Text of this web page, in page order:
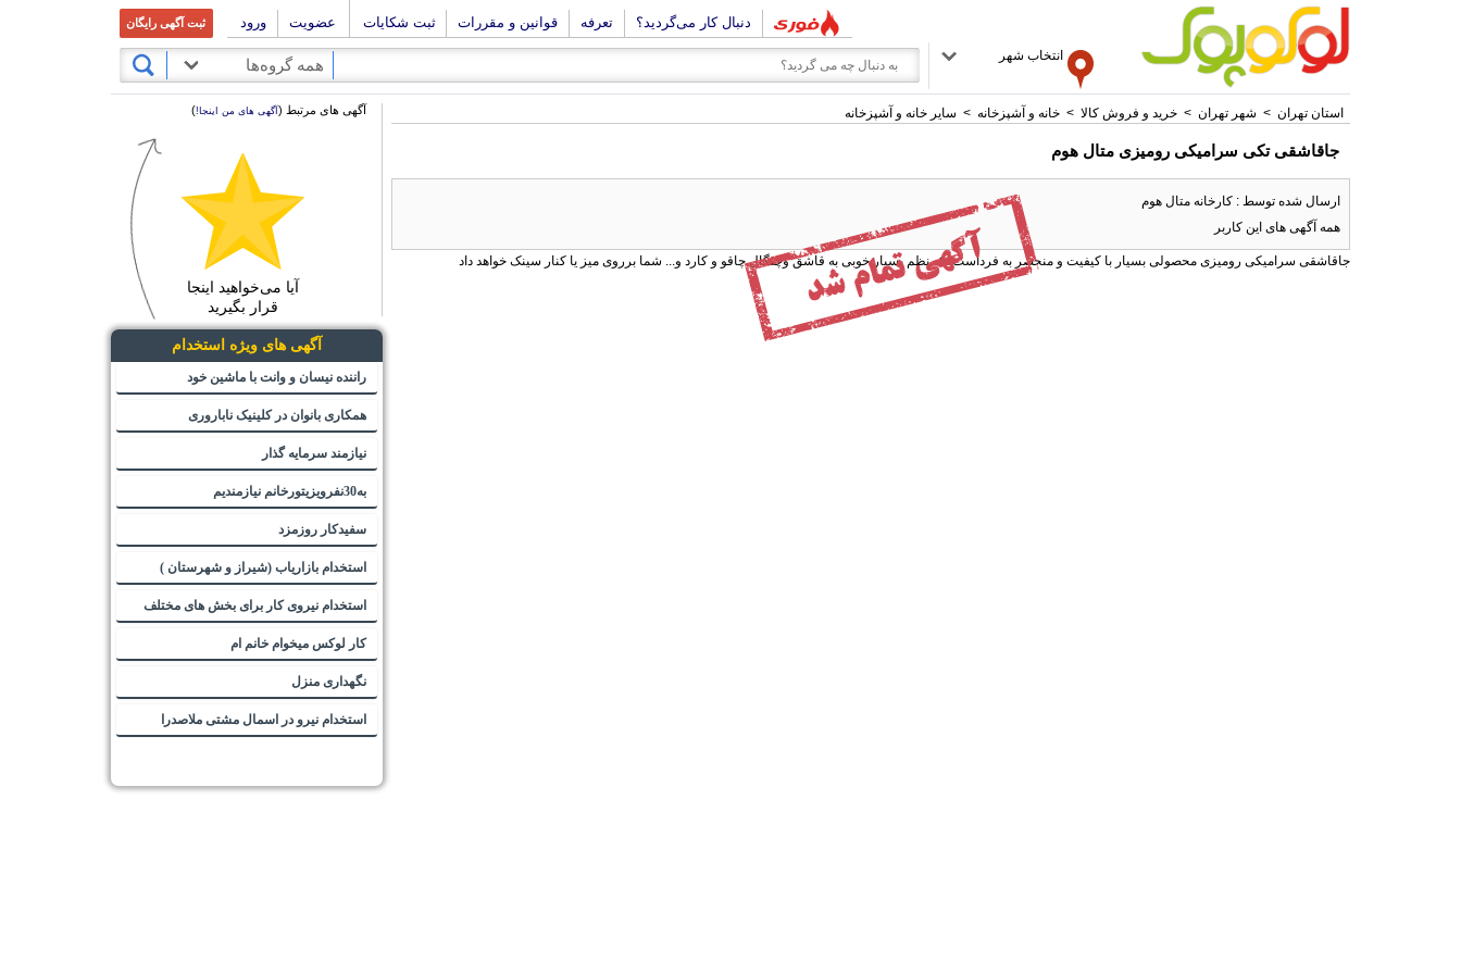
دنبال کار می‌گردید؟ تعرفه قوانین و مقررات ثبت شکایات عضویت ورود ثبت آگهی رایگان
انتخاب شهر
همه گروه‌ها
استان تهران > شهر تهران > خرید و فروش کالا > خانه و آشپزخانه > سایر خانه و آشپزخانه
جاقاشقی تکی سرامیکی رومیزی متال هوم
ارسال شده توسط : کارخانه متال هوم
همه آگهی های این کاربر
جاقاشقی سرامیکی رومیزی محصولی بسیار با کیفیت و منحصر به فرداست .که نظم بسیار خوبی به قاشق وچنگال چاقو و کارد و... شما برروی میز یا کنار سینک خواهد داد
آگهی های مرتبط (آگهی های من اینجا!)
آیا می‌خواهید اینجا
قرار بگیرید
آگهی های ویژه استخدام
راننده نیسان و وانت با ماشین خود
همکاری بانوان در کلینیک ناباروری
نیازمند سرمایه گذار
به30نفرویزیتورخانم نیازمندیم
سفیدکار روزمزد
استخدام بازاریاب (شیراز و شهرستان )
استخدام نیروی کار برای بخش های مختلف
کار لوکس میخوام خانم ام
نگهداری منزل
استخدام نیرو در اسمال مشتی ملاصدرا